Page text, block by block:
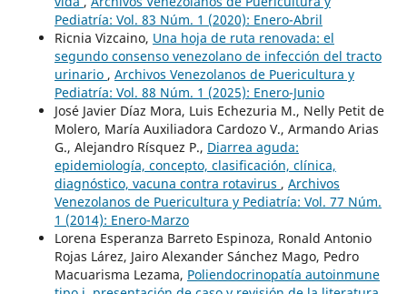
Pediatría: Vol. 83 Núm. 1 (2020): Enero-Abril
Ricnia Vizcaino, Una hoja de ruta renovada: el
segundo consenso venezolano de infección del tracto
urinario , Archivos Venezolanos de Puericultura y
Pediatría: Vol. 88 Núm. 1 (2025): Enero-Junio
José Javier Díaz Mora, Luis Echezuria M., Nelly Petit de
Molero, María Auxiliadora Cardozo V., Armando Arias
G., Alejandro Rísquez P., Diarrea aguda:
epidemiología, concepto, clasificación, clínica,
diagnóstico, vacuna contra rotavirus , Archivos
Venezolanos de Puericultura y Pediatría: Vol. 77 Núm.
1 (2014): Enero-Marzo
Lorena Esperanza Barreto Espinoza, Ronald Antonio
Rojas Lárez, Jairo Alexander Sánchez Mago, Pedro
Macuarisma Lezama, Poliendocrinopatía autoinmune